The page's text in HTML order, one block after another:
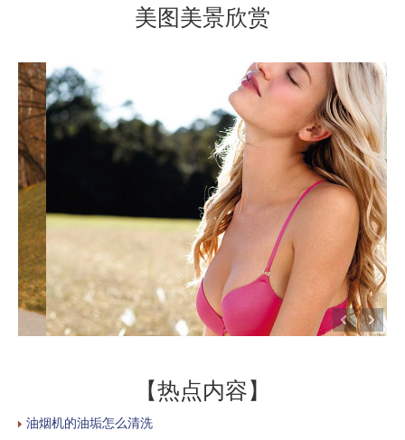
美图美景欣赏
【热点内容】
油烟机的油垢怎么清洗